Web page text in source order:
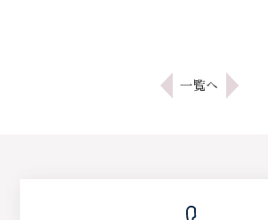
一覧へ